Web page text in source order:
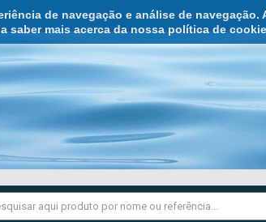
de navegação e análise de
saber mais acerca da nossa política de